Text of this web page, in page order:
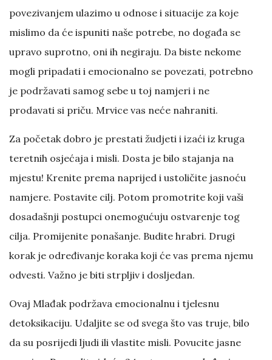
povezivanjem ulazimo u odnose i situacije za koje
mislimo da će ispuniti naše potrebe, no događa se
upravo suprotno, oni ih negiraju. Da biste nekome
mogli pripadati i emocionalno se povezati, potrebno
je podržavati samog sebe u toj namjeri i ne
prodavati si priču. Mrvice vas neće nahraniti.
Za početak dobro je prestati žudjeti i izaći iz kruga
teretnih osjećaja i misli. Dosta je bilo stajanja na
mjestu! Krenite prema naprijed i ustoličite jasnoću
namjere. Postavite cilj. Potom promotrite koji vaši
dosadašnji postupci onemogućuju ostvarenje tog
cilja. Promijenite ponašanje. Budite hrabri. Drugi
korak je određivanje koraka koji će vas prema njemu
odvesti. Važno je biti strpljiv i dosljedan.
Ovaj Mlađak podržava emocionalnu i tjelesnu
detoksikaciju. Udaljite se od svega što vas truje, bilo
da su posrijedi ljudi ili vlastite misli. Povucite jasne